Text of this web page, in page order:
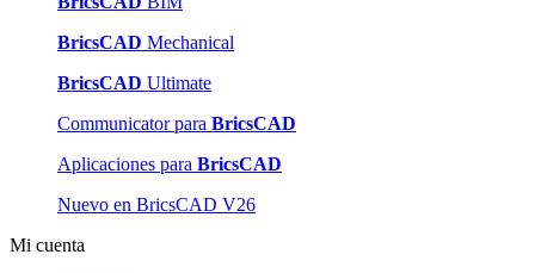
BricsCAD Mechanical
BricsCAD Ultimate
Communicator para BricsCAD
Aplicaciones para BricsCAD
Nuevo en BricsCAD V26
Mi cuenta